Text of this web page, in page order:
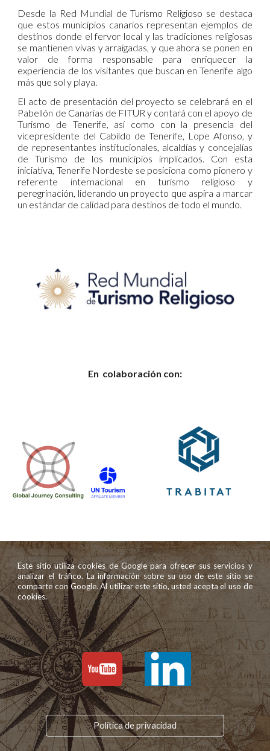
Desde la Red Mundial de Turismo Religioso se destaca
que estos municipios canarios representan ejemplos de
destinos donde el fervor local y las tradiciones religiosas
se mantienen vivas y arraigadas, y que ahora se ponen en
valor de forma responsable para enriquecer la
experiencia de los visitantes que buscan en Tenerife algo
más que sol y playa.
El acto de presentación del proyecto se celebrará en el
Pabellón de Canarias de FITUR y contará con el apoyo de
Turismo de Tenerife, así como con la presencia del
vicepresidente del Cabildo de Tenerife, Lope Afonso, y
de representantes institucionales, alcaldías y concejalías
de Turismo de los municipios implicados. Con esta
iniciativa, Tenerife Nordeste se posiciona como pionero y
referente internacional en turismo religioso y
peregrinación, liderando un proyecto que aspira a marcar
un estándar de calidad para destinos de todo el mundo.
En colaboración con:
Este sitio utiliza cookies de Google para ofrecer sus servicios y
analizar el tráfico. La información sobre su uso de este sitio se
comparte con Google. Al utilizar este sitio, usted acepta el uso de
cookies.
Política de privacidad